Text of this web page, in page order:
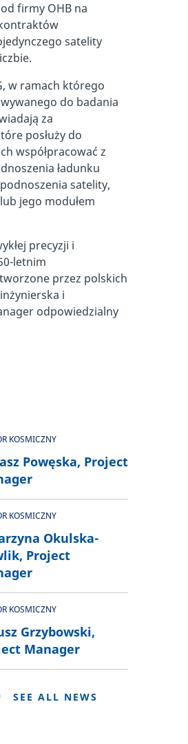
firmy OHB na
satelity
w ramach którego
do badania
za
posłuży do
współpracować z
ładunku
satelity,
jego modułem
precyzji i
letnim
przez polskich
i
odpowiedzialny
KOSMICZNY
Powęska, Project
KOSMICZNY
Okulska-
Project
KOSMICZNY
Grzybowski,
Manager
SEE ALL NEWS